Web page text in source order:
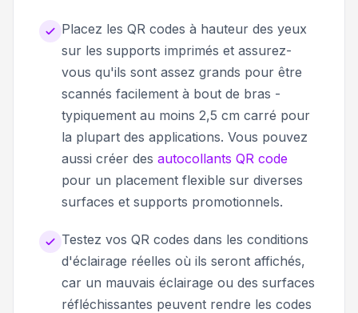
Placez les QR codes à hauteur des yeux
sur les supports imprimés et assurez-
vous qu'ils sont assez grands pour être
scannés facilement à bout de bras -
typiquement au moins 2,5 cm carré pour
la plupart des applications. Vous pouvez
aussi créer des autocollants QR code
pour un placement flexible sur diverses
surfaces et supports promotionnels.
Testez vos QR codes dans les conditions
d'éclairage réelles où ils seront affichés,
car un mauvais éclairage ou des surfaces
réfléchissantes peuvent rendre les codes